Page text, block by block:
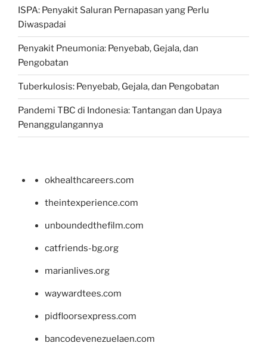
ISPA: Penyakit Saluran Pernapasan yang Perlu
Diwaspadai
Penyakit Pneumonia: Penyebab, Gejala, dan
Pengobatan
Tuberkulosis: Penyebab, Gejala, dan Pengobatan
Pandemi TBC di Indonesia: Tantangan dan Upaya
Penanggulangannya
okhealthcareers.com
theintexperience.com
unboundedthefilm.com
catfriends-bg.org
marianlives.org
waywardtees.com
pidfloorsexpress.com
bancodevenezuelaen.com